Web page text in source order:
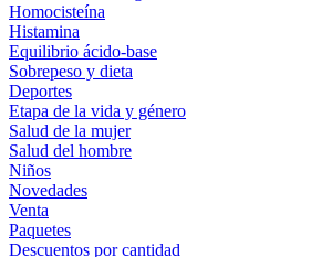
Homocisteína
Histamina
Equilibrio ácido-base
Sobrepeso y dieta
Deportes
Etapa de la vida y género
Salud de la mujer
Salud del hombre
Niños
Novedades
Venta
Paquetes
Descuentos por cantidad